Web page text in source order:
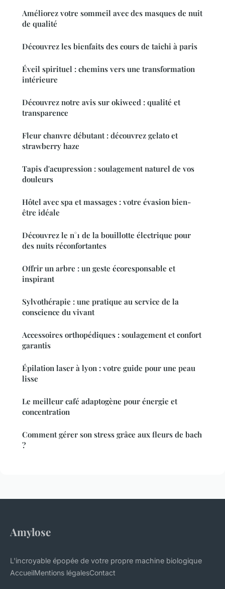
Améliorez votre sommeil avec des masques de nuit
de qualité
Découvrez les bienfaits des cours de taichi à paris
Éveil spirituel : chemins vers une transformation
intérieure
Découvrez notre avis sur okiweed : qualité et
transparence
Fleur chanvre débutant : découvrez gelato et
strawberry haze
Tapis d'acupression : soulagement naturel de vos
douleurs
Hôtel avec spa et massages : votre évasion bien-
être idéale
Découvrez le n°1 de la bouillotte électrique pour
des nuits réconfortantes
Offrir un arbre : un geste écoresponsable et
inspirant
Sylvothérapie : une pratique au service de la
conscience du vivant
Accessoires orthopédiques : soulagement et confort
garantis
Épilation laser à lyon : votre guide pour une peau
lisse
Le meilleur café adaptogène pour énergie et
concentration
Comment gérer son stress grâce aux fleurs de bach
?
Amylose
L'incroyable épopée de votre propre machine biologique
AccueilMentions légalesContact